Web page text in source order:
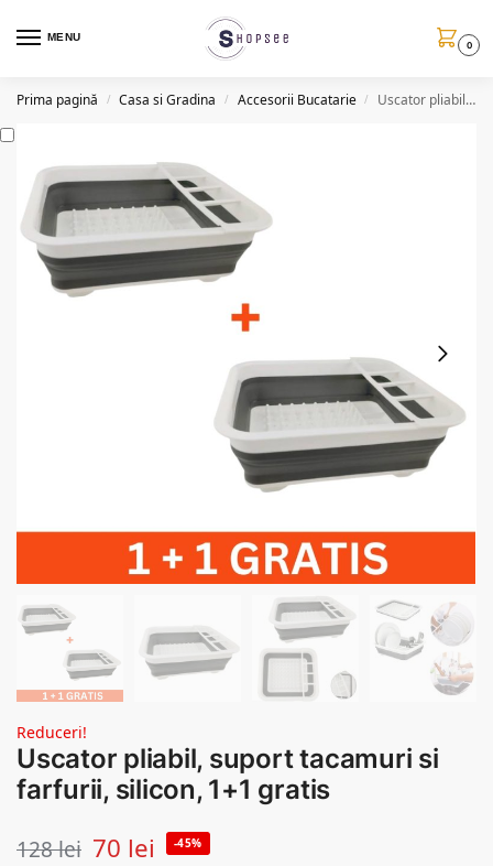
MENU
0
Prima pagină / Casa si Gradina / Accesorii Bucatarie / Uscator pliabil, suport tacamuri si farfurii, silicon, 1+1 gratis
Reduceri!
Uscator pliabil, suport tacamuri si
farfurii, silicon, 1+1 gratis
128lei 70 lei -45%